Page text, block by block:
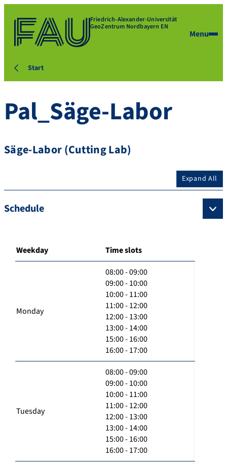
Friedrich-Alexander-Universität
GeoZentrum Nordbayern EN
Menu
Start
Pal_Säge-Labor
Säge-Labor (Cutting Lab)
Expand All
Schedule
Weekday Time slots
Monday
08:00 - 09:00
09:00 - 10:00
10:00 - 11:00
11:00 - 12:00
12:00 - 13:00
13:00 - 14:00
15:00 - 16:00
16:00 - 17:00
Tuesday
08:00 - 09:00
09:00 - 10:00
10:00 - 11:00
11:00 - 12:00
12:00 - 13:00
13:00 - 14:00
15:00 - 16:00
16:00 - 17:00